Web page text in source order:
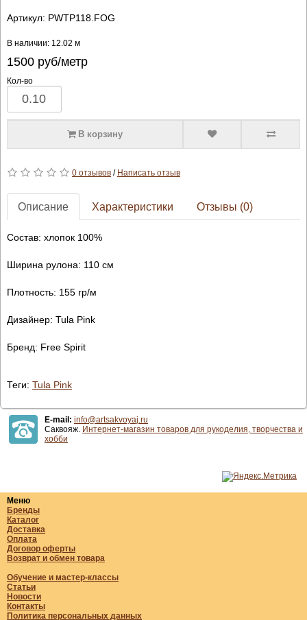
Артикул: PWTP118.FOG
В наличии: 12.02 м
1500руб/метр
Кол-во
В корзину
0 отзывов/ Написать отзыв
Описание Характеристики Отзывы (0)
Состав: хлопок 100%
Ширина рулона: 110 см
Плотность: 155 гр/м
Дизайнер: Tula Pink
Бренд: Free Spirit
Теги: Tula Pink
E-mail: info@artsakvoyaj.ru
Саквояж. Интернет-магазин товаров для рукоделия, творчества и
хобби
Меню
Бренды
Каталог
Доставка
Оплата
Договор оферты
Возврат и обмен товара
Обучение и мастер-классы
Статьи
Новости
Контакты
Политика персональных данных